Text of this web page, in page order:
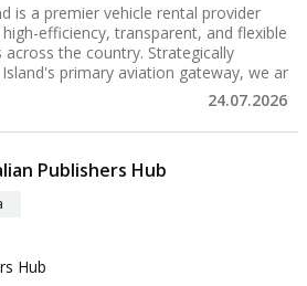
is a premier vehicle rental provider
efficiency, transparent, and flexible
the country. Strategically
primary aviation gateway, we ar
24.07.2026
Publishers Hub
Hub